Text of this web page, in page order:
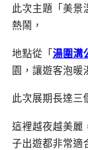
此次主題「美
熱鬧，
地點從「湯圍溝
園，讓遊客泡暖
此次展期長達三
這裡越夜越美麗
子出遊都非常適